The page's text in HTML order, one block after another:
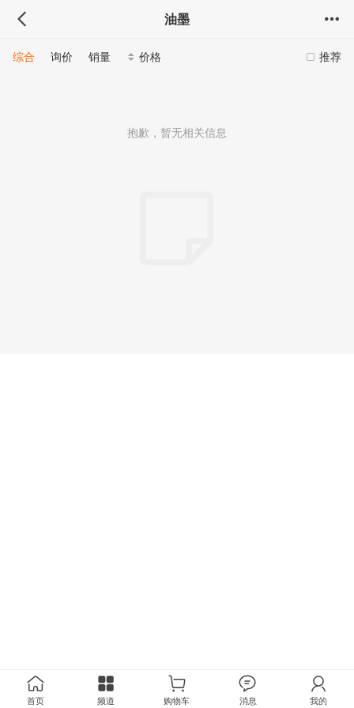
油墨
推荐
综合 询价 销量 价格
抱歉，暂无相关信息
首页 频道 购物车 消息 我的